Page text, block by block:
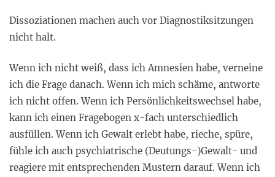
Dissoziationen machen auch vor Diagnostiksitzungen
nicht halt.
Wenn ich nicht weiß, dass ich Amnesien habe, verneine
ich die Frage danach. Wenn ich mich schäme, antworte
ich nicht offen. Wenn ich Persönlichkeitswechsel habe,
kann ich einen Fragebogen x-fach unterschiedlich
ausfüllen. Wenn ich Gewalt erlebt habe, rieche, spüre,
fühle ich auch psychiatrische (Deutungs-)Gewalt- und
reagiere mit entsprechenden Mustern darauf. Wenn ich